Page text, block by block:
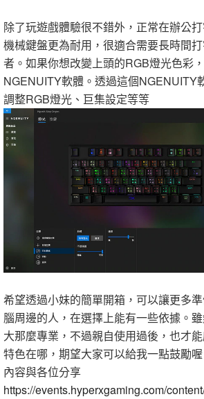
除了玩遊戲體驗很不錯外，正常在辦公
機械鍵盤更為耐用，很適合需要長時間
者。如果你想改變上頭的RGB燈光色彩
NGENUITY軟體。透過這個NGENUITY
調整RGB燈光、巨集設定等等
希望透過小妹的簡單開箱，可以讓更多
腦周邊的人，在選擇上能有一些依據。
大那麼專業，不過親自使用過後，也才
特色在哪，期望大家可以給我一點鼓勵
內容與各位分享
https://events.hyperxgaming.com/